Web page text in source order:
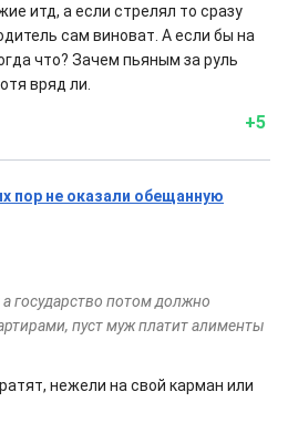
итд, а если стрелял то сразу
сам виноват. А если бы на
что? Зачем пьяным за руль
вряд ли.
+5
пор не оказали обещанную
государство потом должно
пуст муж платит алименты
нежели на свой карман или